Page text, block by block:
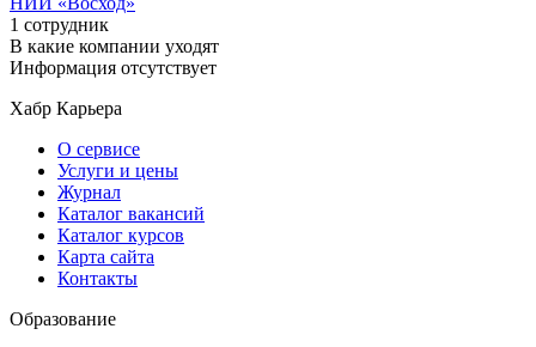
1 сотрудник
В какие компании уходят
Информация отсутствует
Хабр Карьера
О сервисе
Услуги и цены
Журнал
Каталог вакансий
Каталог курсов
Карта сайта
Контакты
Образование